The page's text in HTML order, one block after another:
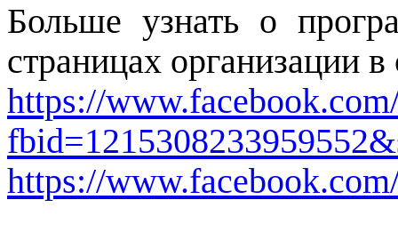
Больше узнать о
страницах организации
https://
https://